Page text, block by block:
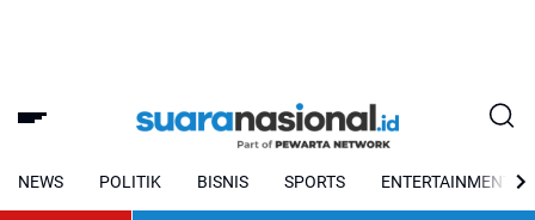
NEWS POLITIK BISNIS SPORTS ENTERTAINMENT